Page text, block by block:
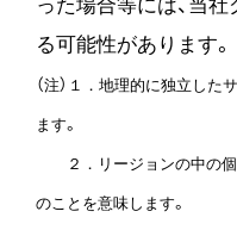
った場合等には、当
る可能性があります。
（注）１．地理的に独立し
ます。
２．リージョンの中の個
のことを意味します。